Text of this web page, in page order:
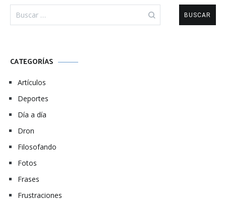
CATEGORÍAS
Artículos
Deportes
Día a día
Dron
Filosofando
Fotos
Frases
Frustraciones